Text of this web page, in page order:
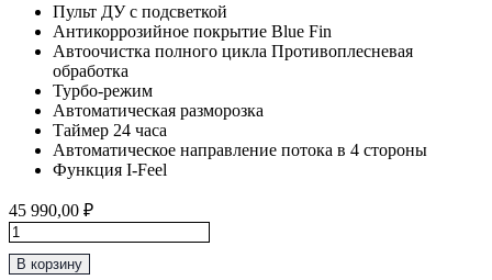
Пульт ДУ с подсветкой
Антикоррозийное покрытие Blue Fin
Автоочистка полного цикла Противоплесневая
обработка
Турбо-режим
Автоматическая разморозка
Таймер 24 часа
Автоматическое направление потока в 4 стороны
Функция I-Feel
45 990,00 ₽
Количество
товара
Инверторная
В корзину